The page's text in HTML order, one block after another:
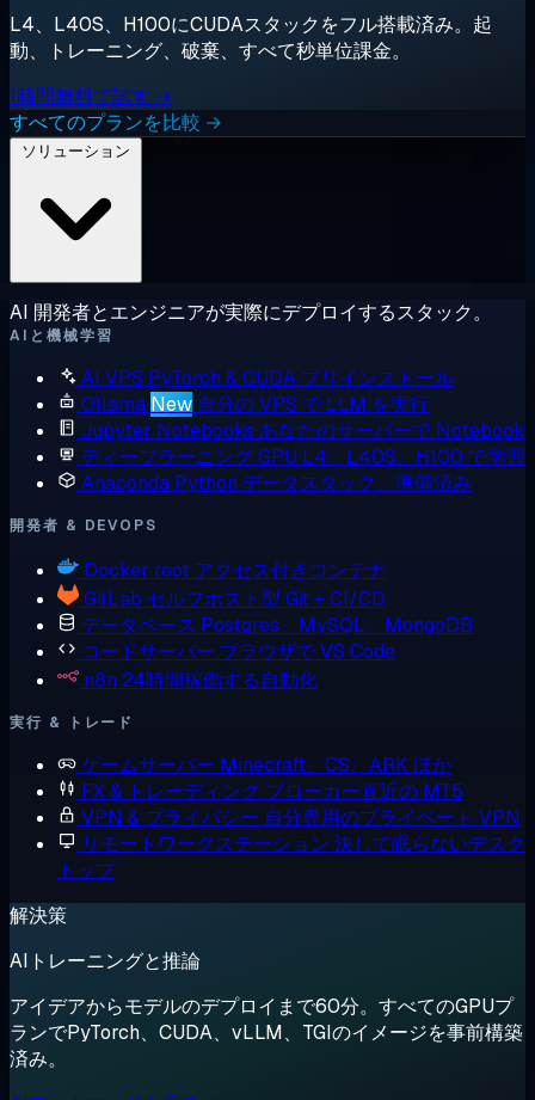
L4、L40S、H100にCUDAスタックをフル搭載済み。起
動、トレーニング、破棄、すべて秒単位課金。
1時間無料で試す →
すべてのプランを比較 →
AI 開発者とエンジニアが実際にデプロイするスタック。
AIと機械学習
AI VPS PyTorch & CUDA プリインストール
Ollama New 自分の VPS で LLM を実行
Jupyter Notebooks あなたのサーバーで Notebook
ディープラーニング GPU L4、L40S、H100 で学習
Anaconda Python データスタック、準備済み
開発者 & DEVOPS
Docker root アクセス付きコンテナ
GitLab セルフホスト型 Git + CI/CD
データベース Postgres、MySQL、MongoDB
コードサーバー ブラウザで VS Code
n8n 24時間稼働する自動化
実行 & トレード
ゲームサーバー Minecraft、CS、ARK ほか
FX & トレーディング ブローカー直近の MT5
VPN & プライバシー 自分専用のプライベート VPN
リモートワークステーション 決して眠らないデスク
トップ
解決策
AIトレーニングと推論
アイデアからモデルのデプロイまで60分。すべてのGPUプ
ランでPyTorch、CUDA、vLLM、TGIのイメージを事前構築
済み。